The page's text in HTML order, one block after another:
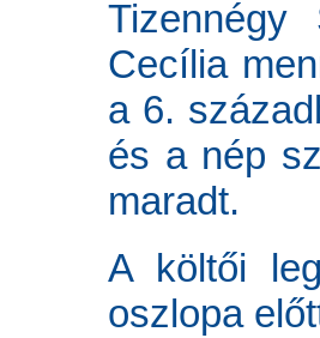
Tizennégy
Cecília
a 6.
és a nép
maradt.
A költői
oszlopa